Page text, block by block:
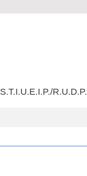
S.T.I.U.E.I.P./R.U.D.P.